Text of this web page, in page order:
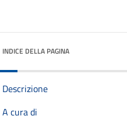
INDICE DELLA PAGINA
Descrizione
A cura di